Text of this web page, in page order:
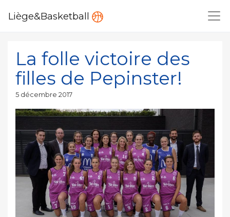
Liège&Basketball
La folle victoire des
filles de Pepinster!
Publié
5 décembre 2017